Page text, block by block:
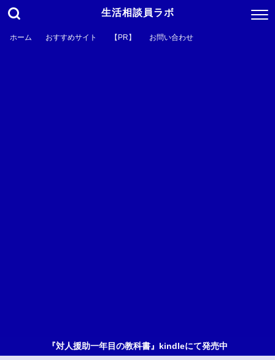
生活相談員ラボ
ホーム おすすめサイト 【PR】 お問い合わせ
『対人援助一年目の教科書』kindleにて発売中